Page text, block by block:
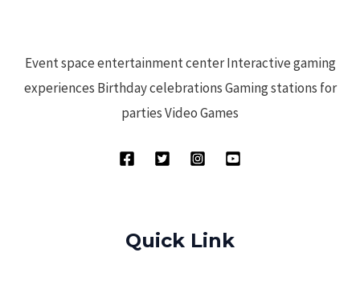
Event space entertainment center Interactive gaming
experiences Birthday celebrations Gaming stations for
parties Video Games
Quick Link